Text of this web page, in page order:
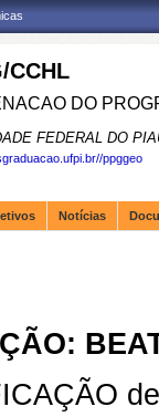
CCHL
DO
FEDERAL DO
ppggeo
Notícias